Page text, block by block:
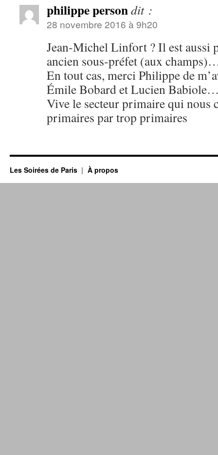
philippe persondit :
28 novembre 2016 à 9h20
Jean-Michel Linfort ? Il est aussi
ancien sous-préfet (aux
En tout cas, merci Philippe de
Émile Bobard et Lucien
Vive le secteur primaire qui nous
primaires par trop primaires
Les Soirées de Paris À propos